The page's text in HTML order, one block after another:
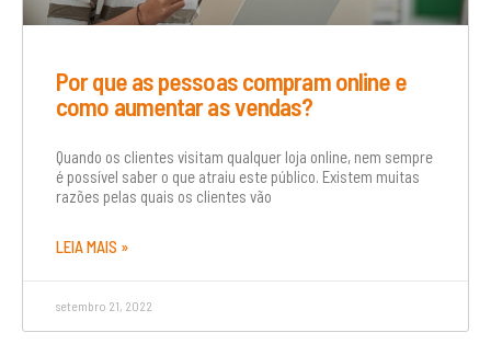
Por que as pessoas compram online e
como aumentar as vendas?
Quando os clientes visitam qualquer loja online, nem sempre
é possível saber o que atraiu este público. Existem muitas
razões pelas quais os clientes vão
LEIA MAIS »
setembro 21, 2022